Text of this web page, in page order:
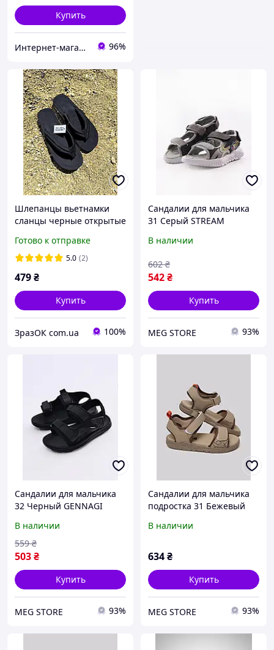
Купить
Интернет-магазин "NOWA" - товары для всей семьи! 96%
Шлепанцы вьетнамки
сланцы черные открытые
унисекс сандалии
босоножки
Готово к отправке
5.0 (2)
479₴
Купить
ЗразОК com.ua 100%
Сандалии для мальчика
31 Серый STREAM
В наличии
542₴
602 ₴
Купить
MEG STORE 93%
Сандалии для мальчика
32 Черный GENNAGI
В наличии
503₴
559 ₴
Купить
MEG STORE 93%
Сандалии для мальчика
подростка 31 Бежевый
В наличии
634₴
Купить
MEG STORE 93%